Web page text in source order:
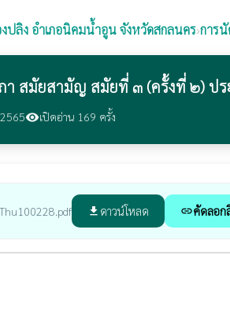
ปลิง อำเภอนิคมน้ำอูน จังหวัดสกลนคร›การ
สมัยสามัญ สมัยที่ ๓ (ครั้งที่ ๒) ป
visibilityเปิดอ่าน 169 ครั้ง
file_download ดาวน์โหลด linkคัดลอก